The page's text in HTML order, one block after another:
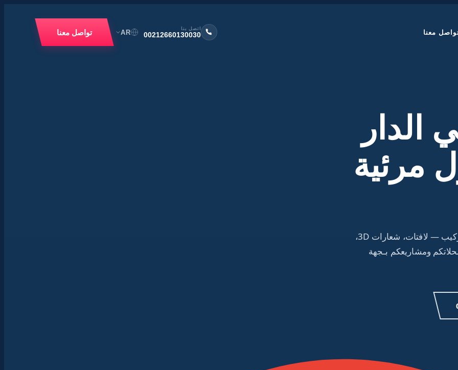
معنا اتصل بنا
00212660130030
AR تواصل معنا
مرئية
وكالة إشهار شاملة بالدار البيضاء: من التصميم إلى التركيب — لافتات، شعارات 3D،
ومشاريعكم بـجهة